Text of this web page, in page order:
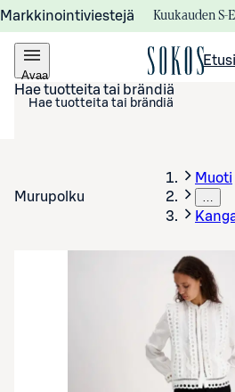
Markkinointiviestejä Kuukauden S-
Avaa
valikko
Hae tuotteita tai brändiä
Murupolku
Muoti
…